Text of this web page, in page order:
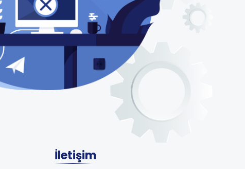
İletişim